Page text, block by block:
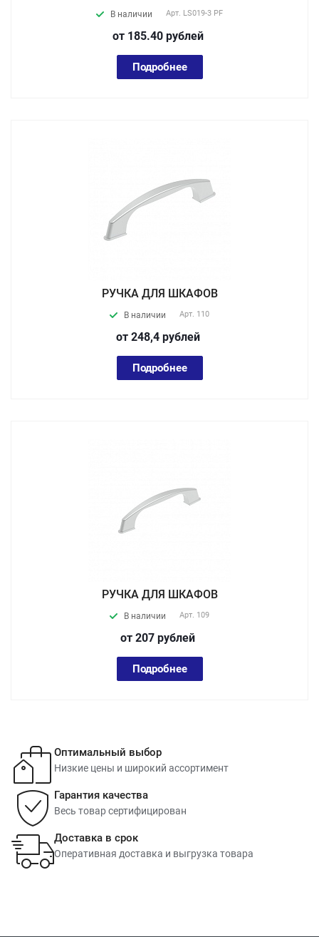
В наличии Арт. LS019-3 PF
от 185.40 рублей
Подробнее
РУЧКА ДЛЯ ШКАФОВ
В наличии Арт. 110
от 248,4 рублей
Подробнее
РУЧКА ДЛЯ ШКАФОВ
В наличии Арт. 109
от 207 рублей
Подробнее
Оптимальный выбор
Низкие цены и широкий ассортимент
Гарантия качества
Весь товар сертифицирован
Доставка в срок
Оперативная доставка и выгрузка товара